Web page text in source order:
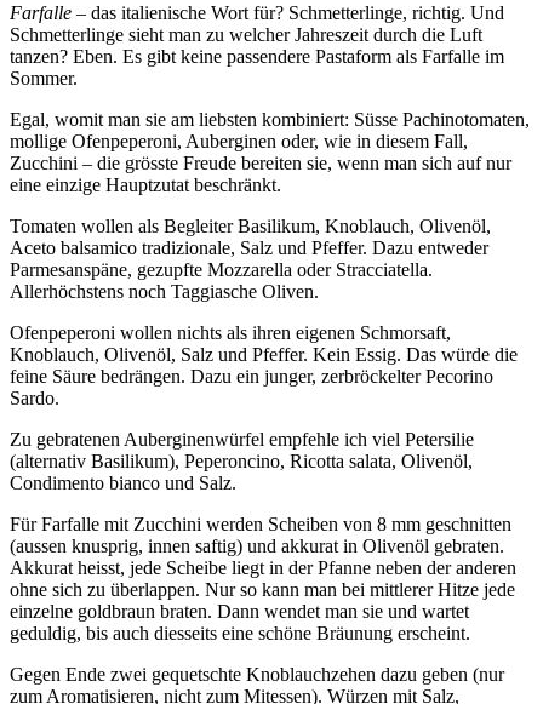
Farfalle – das italienische Wort für? Schmetterlinge, richtig. Und
Schmetterlinge sieht man zu welcher Jahreszeit durch die Luft
tanzen? Eben. Es gibt keine passendere Pastaform als Farfalle im
Sommer.
Egal, womit man sie am liebsten kombiniert: Süsse Pachinotomaten,
mollige Ofenpeperoni, Auberginen oder, wie in diesem Fall,
Zucchini – die grösste Freude bereiten sie, wenn man sich auf nur
eine einzige Hauptzutat beschränkt.
Tomaten wollen als Begleiter Basilikum, Knoblauch, Olivenöl,
Aceto balsamico tradizionale, Salz und Pfeffer. Dazu entweder
Parmesanspäne, gezupfte Mozzarella oder Stracciatella.
Allerhöchstens noch Taggiasche Oliven.
Ofenpeperoni wollen nichts als ihren eigenen Schmorsaft,
Knoblauch, Olivenöl, Salz und Pfeffer. Kein Essig. Das würde die
feine Säure bedrängen. Dazu ein junger, zerbröckelter Pecorino
Sardo.
Zu gebratenen Auberginenwürfel empfehle ich viel Petersilie
(alternativ Basilikum), Peperoncino, Ricotta salata, Olivenöl,
Condimento bianco und Salz.
Für Farfalle mit Zucchini werden Scheiben von 8 mm geschnitten
(aussen knusprig, innen saftig) und akkurat in Olivenöl gebraten.
Akkurat heisst, jede Scheibe liegt in der Pfanne neben der anderen
ohne sich zu überlappen. Nur so kann man bei mittlerer Hitze jede
einzelne goldbraun braten. Dann wendet man sie und wartet
geduldig, bis auch diesseits eine schöne Bräunung erscheint.
Gegen Ende zwei gequetschte Knoblauchzehen dazu geben (nur
zum Aromatisieren, nicht zum Mitessen). Würzen mit Salz,